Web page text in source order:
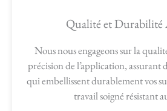
Qualité et Durabilité
Nous nous engageons sur la
précision de l’application, assurant
qui embellissent durablement vos
travail soigné résistant